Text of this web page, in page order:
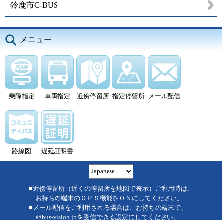
鈴鹿市C-BUS
メニュー
乗降指定 車両指定 近傍停留所 指定停留所 メール配信
路線図 遅延証明書
■近傍停留所（近くの停留所を地図で表示）ご利用時は、
お持ちの端末のＧＰＳ機能をＯＮにしてください。
■メール配信をご利用される場合は、お持ちの端末で、
＠bus-vision.jpを受信できる設定にしてください。